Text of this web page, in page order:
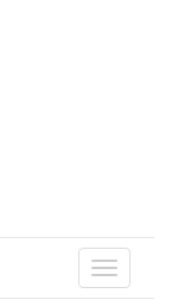
TOGGLE